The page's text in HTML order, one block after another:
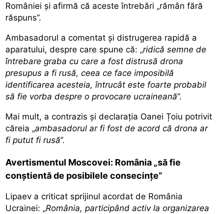
României și afirmă că aceste întrebări „rămân fără
răspuns”.
Ambasadorul a comentat și distrugerea rapidă a
aparatului, despre care spune că: „ridică semne de
întrebare graba cu care a fost distrusă drona
presupus a fi rusă, ceea ce face imposibilă
identificarea acesteia, întrucât este foarte probabil
să fie vorba despre o provocare ucraineană”.
Mai mult, a contrazis și declarația Oanei Țoiu potrivit
căreia „ambasadorul ar fi fost de acord că drona ar
fi putut fi rusă”.
Avertismentul Moscovei: România „să fie
conștientă de posibilele consecințe”
Lipaev a criticat sprijinul acordat de România
Ucrainei: „România, participând activ la organizarea